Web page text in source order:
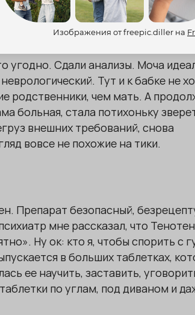
туалет по-маленькому, ляжет,
угодно. Сдали анализы. Моча
Тут и к бабке не
родственники, чем мать. А
больная, стала потихоньку
внешних требований, снова
вовсе не похожие на тики.
Препарат безопасный,
мне рассказал, что
Ну ок: кто я, чтобы спорить с
в больших таблетках,
ее научить, заставить,
по углам, под диваном и
Изображения от freepic.diller на